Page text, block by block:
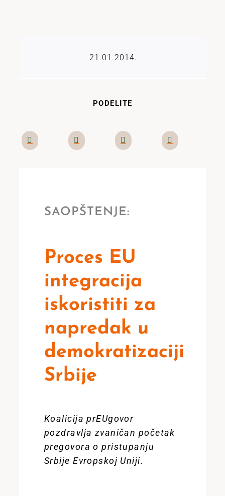
21.01.2014.
PODELITE
SAOPŠTENJE:
Proces EU
integracija
iskoristiti za
napredak u
demokratizaciji
Srbije
Koalicija prEUgovor
pozdravlja zvaničan početak
pregovora o pristupanju
Srbije Evropskoj Uniji.